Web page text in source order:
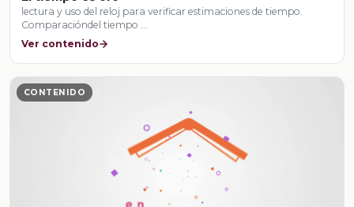
lectura y uso del reloj para verificar estimaciones de tiempo.
Comparacióndel tiempo …
Ver contenido
CONTENIDO